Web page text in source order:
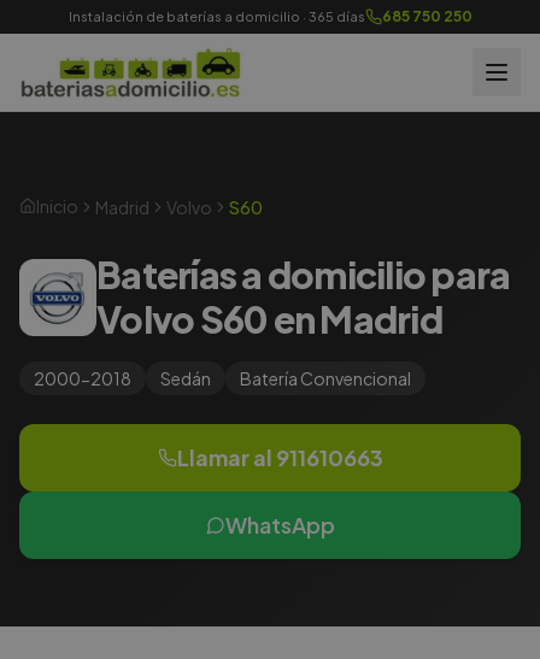
Instalación de baterías a domicilio · 365 días 685 750 250
Inicio Madrid Volvo S60
Baterías a domicilio para
Volvo S60 en Madrid
2000-2018 Sedán Batería Convencional
Llamar al 911610663
WhatsApp